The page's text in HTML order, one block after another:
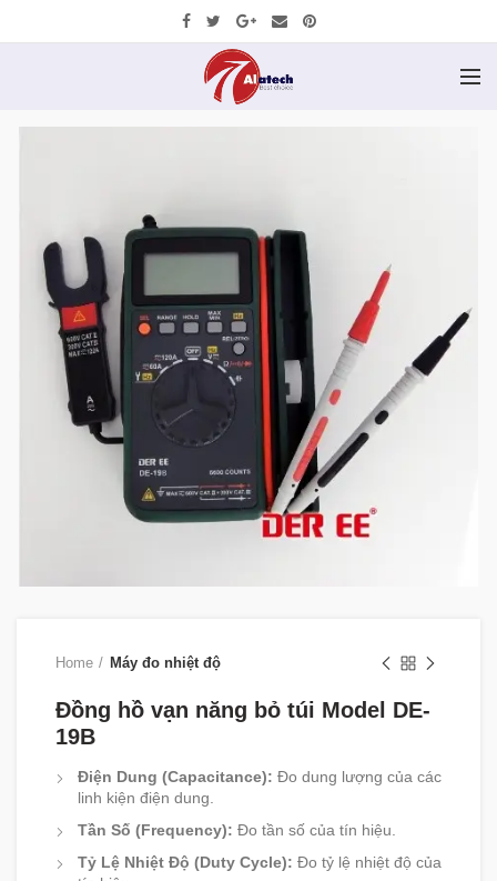
Home Máy đo nhiệt độ
Đồng hồ vạn năng bỏ túi Model DE-
19B
Điện Dung (Capacitance): Đo dung lượng của các
linh kiện điện dung.
Tần Số (Frequency): Đo tần số của tín hiệu.
Tỷ Lệ Nhiệt Độ (Duty Cycle): Đo tỷ lệ nhiệt độ của